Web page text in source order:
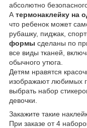
абсолютно
А термонаклейку на
что ребенок может
рубашку, пиджак,
формы сделаны по
все виды тканей,
обычного утюга.
Детям нравятся
изображают любимых
выбрать набор
девочки.
Закажите такие
При заказе от 4